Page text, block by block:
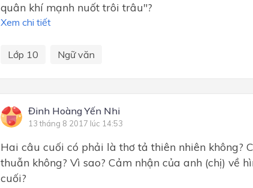
quân khí mạnh nuốt trôi trâu"?
Xem chi tiết
Lớp 10 Ngữ văn
Đinh Hoàng Yến Nhi
13 tháng 8 2017 lúc 14:53
Hai câu cuối có phải là thơ tả thiên nhiên không?
thuẫn không? Vì sao? Cảm nhận của anh (chị) về
cuối?